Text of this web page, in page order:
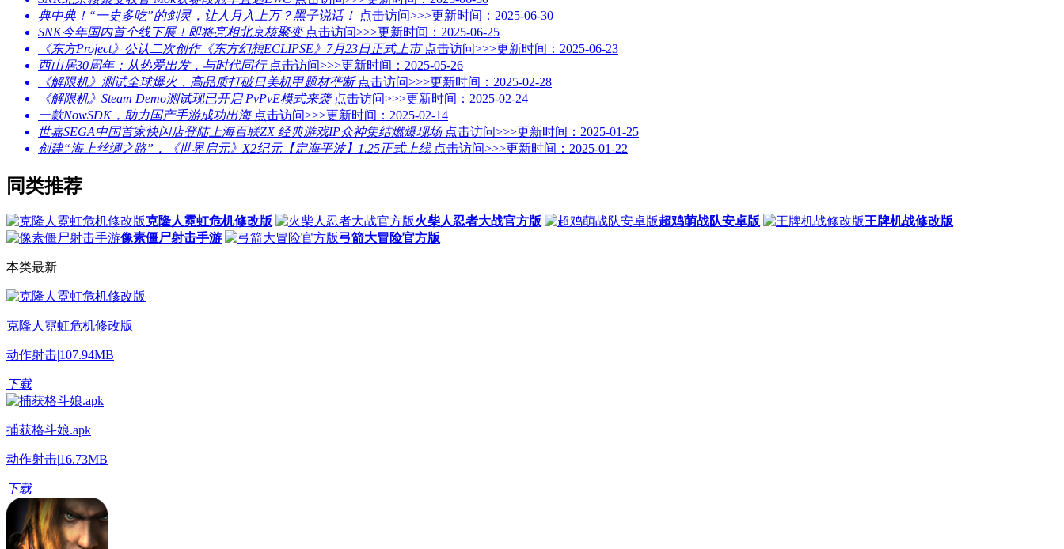
典中典！“一史多吃”的剑灵，让人月入上万？黑子说话！ 点击访问>>>更新时间：2025-06-30
SNK今年国内首个线下展！即将亮相北京核聚变 点击访问>>>更新时间：2025-06-25
《东方Project》公认二次创作《东方幻想ECLIPSE》7月23日正式上市 点击访问>>>更新时间：2025-06-23
西山居30周年：从热爱出发，与时代同行 点击访问>>>更新时间：2025-05-26
《解限机》测试全球爆火，高品质打破日美机甲题材垄断 点击访问>>>更新时间：2025-02-28
《解限机》Steam Demo测试现已开启 PvPvE模式来袭 点击访问>>>更新时间：2025-02-24
一款NowSDK，助力国产手游成功出海 点击访问>>>更新时间：2025-02-14
世嘉SEGA中国首家快闪店登陆上海百联ZX 经典游戏IP众神集结燃爆现场 点击访问>>>更新时间：2025-01-25
创建“海上丝绸之路”，《世界启元》X2纪元【定海平波】1.25正式上线 点击访问>>>更新时间：2025-01-22
同类推荐
克隆人霓虹危机修改版 火柴人忍者大战官方版 超鸡萌战队安卓版
王牌机战修改版
像素僵尸射击手游
弓箭大冒险官方版
本类最新
克隆人霓虹危机修改版
动作射击|107.94MB
下载
捕获格斗娘.apk
动作射击|16.73MB
下载